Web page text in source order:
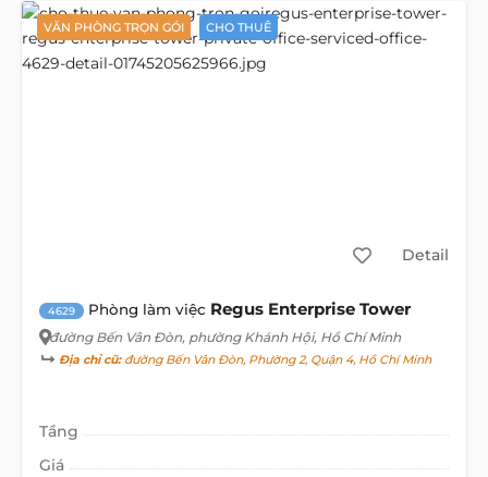
VĂN PHÒNG TRỌN GÓI CHO THUÊ
Detail
4629 Phòng làm việc Regus Enterprise Tower
đường Bến Vân Đòn, phường Khánh Hội, Hồ Chí Minh
Địa chỉ cũ:đường Bến Vân Đòn, Phường 2, Quận 4, Hồ Chí Minh
Tầng
Giá